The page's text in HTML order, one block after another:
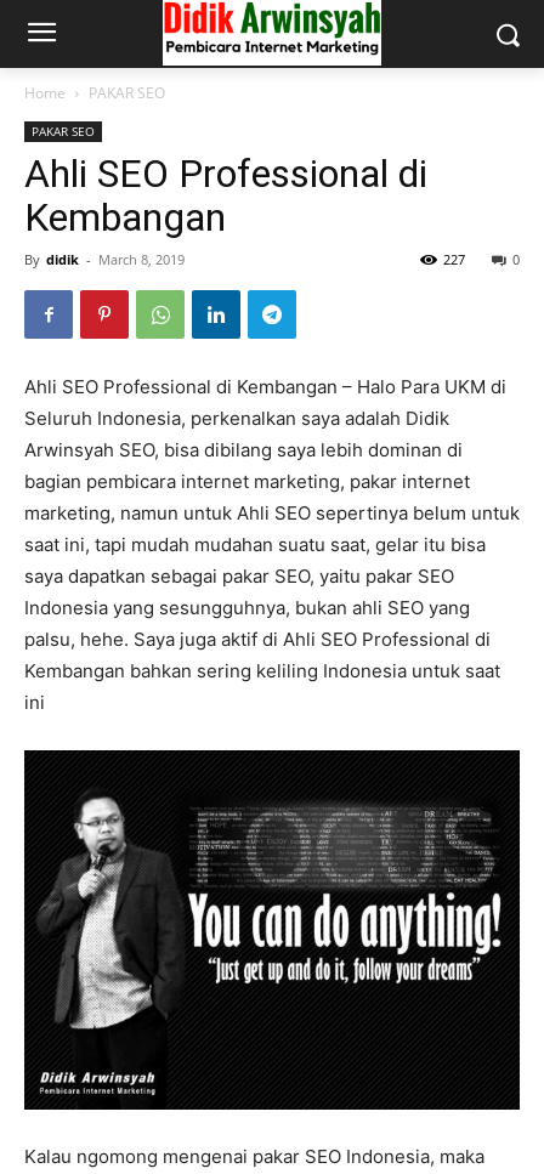
Home PAKAR SEO
PAKAR SEO
Ahli SEO Professional di
Kembangan
By didik - March 8, 2019 0
227
Ahli SEO Professional di Kembangan – Halo Para UKM di
Seluruh Indonesia, perkenalkan saya adalah Didik
Arwinsyah SEO, bisa dibilang saya lebih dominan di
bagian pembicara internet marketing, pakar internet
marketing, namun untuk Ahli SEO sepertinya belum untuk
saat ini, tapi mudah mudahan suatu saat, gelar itu bisa
saya dapatkan sebagai pakar SEO, yaitu pakar SEO
Indonesia yang sesungguhnya, bukan ahli SEO yang
palsu, hehe. Saya juga aktif di Ahli SEO Professional di
Kembangan bahkan sering keliling Indonesia untuk saat
ini
Kalau ngomong mengenai pakar SEO Indonesia, maka